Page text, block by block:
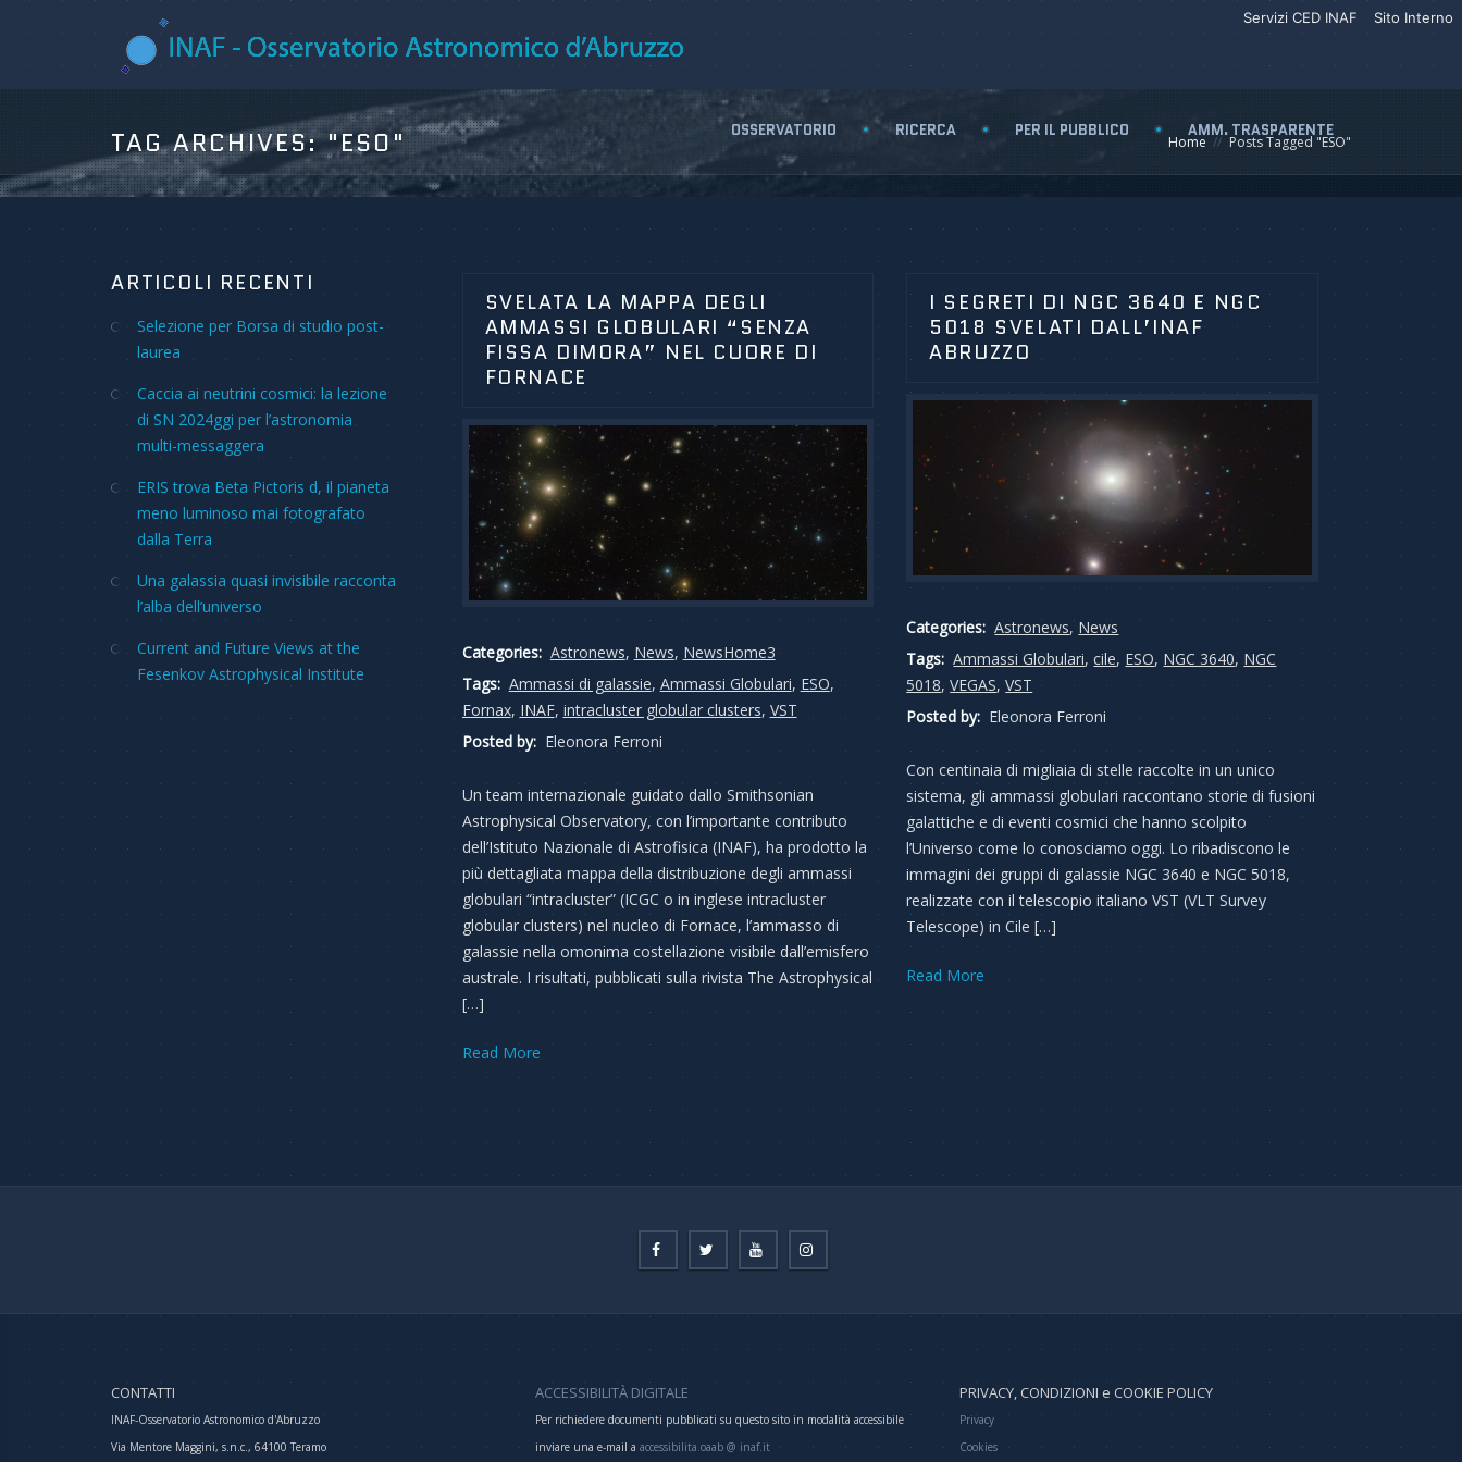
Sito Interno
Servizi CED INAF
OSSERVATORIO RICERCA PER IL PUBBLICO AMM. TRASPARENTE
TAG ARCHIVES:"ESO" Home Posts Tagged "ESO"
SVELATA LA MAPPA DEGLI
AMMASSI GLOBULARI “SENZA
FISSA DIMORA” NEL CUORE DI
FORNACE
Categories: Astronews, News,NewsHome3
Tags: Ammassi di galassie, Ammassi Globulari, ESO,
Fornax, INAF, intracluster globular clusters, VST
Posted by: Eleonora Ferroni
Un team internazionale guidato dallo Smithsonian
Astrophysical Observatory, con l’importante contributo
dell’Istituto Nazionale di Astrofisica (INAF), ha prodotto la
più dettagliata mappa della distribuzione degli ammassi
globulari “intracluster” (ICGC o in inglese intracluster
globular clusters) nel nucleo di Fornace, l’ammasso di
galassie nella omonima costellazione visibile dall’emisfero
australe. I risultati, pubblicati sulla rivista The Astrophysical
[…]
Read More
I SEGRETI DI NGC 3640 E NGC
5018 SVELATI DALL’INAF
ABRUZZO
Categories: Astronews, News
Tags: Ammassi Globulari,cile, ESO, NGC 3640, NGC
5018,VEGAS,VST
Posted by: Eleonora Ferroni
Con centinaia di migliaia di stelle raccolte in un unico
sistema, gli ammassi globulari raccontano storie di fusioni
galattiche e di eventi cosmici che hanno scolpito
l’Universo come lo conosciamo oggi. Lo ribadiscono le
immagini dei gruppi di galassie NGC 3640 e NGC 5018,
realizzate con il telescopio italiano VST (VLT Survey
Telescope) in Cile […]
Read More
ARTICOLI RECENTI
Selezione per Borsa di studio post-
laurea
Caccia ai neutrini cosmici: la lezione
di SN 2024ggi per l’astronomia
multi-messaggera
ERIS trova Beta Pictoris d, il pianeta
meno luminoso mai fotografato
dalla Terra
Una galassia quasi invisibile racconta
l’alba dell’universo
Current and Future Views at the
Fesenkov Astrophysical Institute
CONTATTI
INAF-Osservatorio Astronomico d'Abruzzo
Via Mentore Maggini, s.n.c., 64100 Teramo
ACCESSIBILITÀ DIGITALE
Per richiedere documenti pubblicati su questo sito in modalità accessibile
inviare una e-mail a accessibilita.oaab @ inaf.it
PRIVACY, CONDIZIONI e COOKIE POLICY
Privacy
Cookies